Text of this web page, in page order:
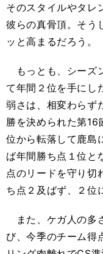
そのスタイルやタレ
彼らの真骨頂。そう
ッと高まるだろう。
もっとも、シーズ
て年間２位を手にし
弱さは、相変わらず
勝を決められた第16
位から転落して鹿島
ば年間勝ち点１位と
点のリードを守り切
ち点２及ばず、２位
また、ケガ人の多
び、今季のチーム得